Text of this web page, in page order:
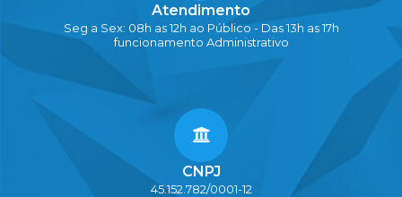
Atendimento
Seg a Sex: 08h as 12h ao Público - Das 13h as 17h
funcionamento Administrativo
CNPJ
45.152.782/0001-12